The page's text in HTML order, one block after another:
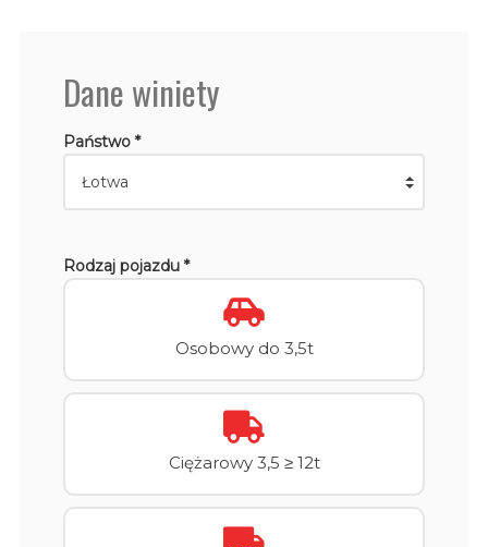
Dane winiety
Państwo *
Rodzaj pojazdu *
Osobowy do 3,5t
Ciężarowy 3,5 ≥ 12t